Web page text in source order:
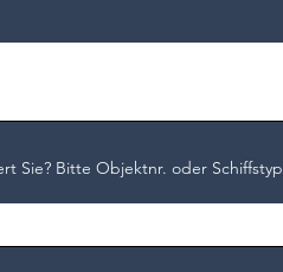
Sie? Bitte Objektnr. oder Schiffstyp